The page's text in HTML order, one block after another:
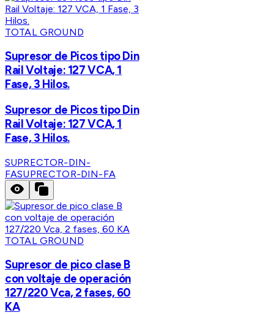
TOTAL GROUND
Supresor de Picos tipo Din
Rail Voltaje: 127 VCA, 1
Fase, 3 Hilos.
Supresor de Picos tipo Din
Rail Voltaje: 127 VCA, 1
Fase, 3 Hilos.
SUPRECTOR-DIN-
FASUPRECTOR-DIN-FA
TOTAL GROUND
Supresor de pico clase B
con voltaje de operación
127/220 Vca, 2 fases, 60
KA